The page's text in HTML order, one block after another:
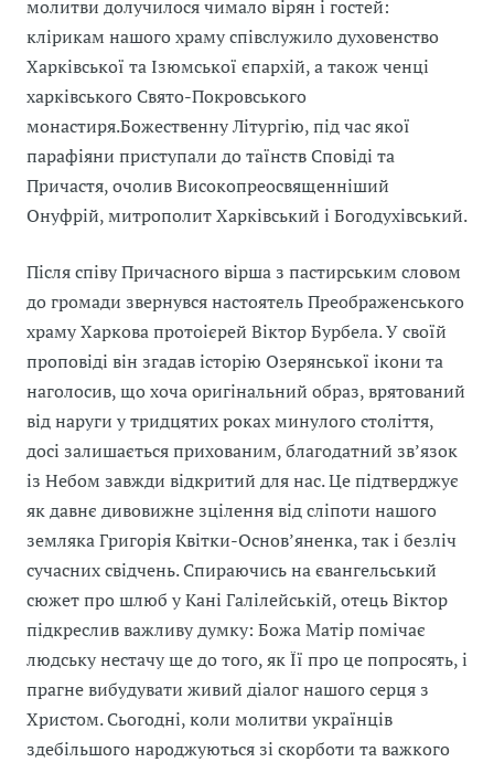
молитви долучилося чимало вірян і гостей:
клірикам нашого храму співслужило духовенство
Харківської та Ізюмської єпархій, а також ченці
харківського Свято-Покровського
монастиря.Божественну Літургію, під час якої
парафіяни приступали до таїнств Сповіді та
Причастя, очолив Високопреосвященніший
Онуфрій, митрополит Харківський і Богодухівський.
Після співу Причасного вірша з пастирським словом
до громади звернувся настоятель Преображенського
храму Харкова протоієрей Віктор Бурбела. У своїй
проповіді він згадав історію Озерянської ікони та
наголосив, що хоча оригінальний образ, врятований
від наруги у тридцятих роках минулого століття,
досі залишається прихованим, благодатний зв’язок
із Небом завжди відкритий для нас. Це підтверджує
як давнє дивовижне зцілення від сліпоти нашого
земляка Григорія Квітки-Основ’яненка, так і безліч
сучасних свідчень. Спираючись на євангельський
сюжет про шлюб у Кані Галілейській, отець Віктор
підкреслив важливу думку: Божа Матір помічає
людську нестачу ще до того, як Її про це попросять, і
прагне вибудувати живий діалог нашого серця з
Христом. Сьогодні, коли молитви українців
здебільшого народжуються зі скорботи та важкого